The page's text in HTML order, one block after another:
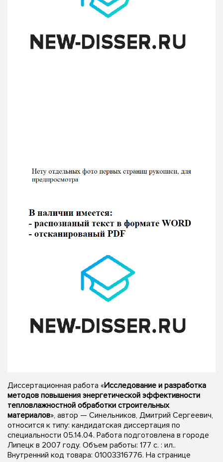
Диссертационная работа «Исследование и разработка
методов повышения энергетической эффективности
тепловлажностной обработки строительных
материалов», автор — Синельников, Дмитрий Сергеевич,
относится к типу: кандидатская диссертация по
специальности 05.14.04. Работа подготовлена в городе
Липецк в 2007 году. Объем работы: 177 с. : ил..
Внутренний код товара: 01003316776. На странице